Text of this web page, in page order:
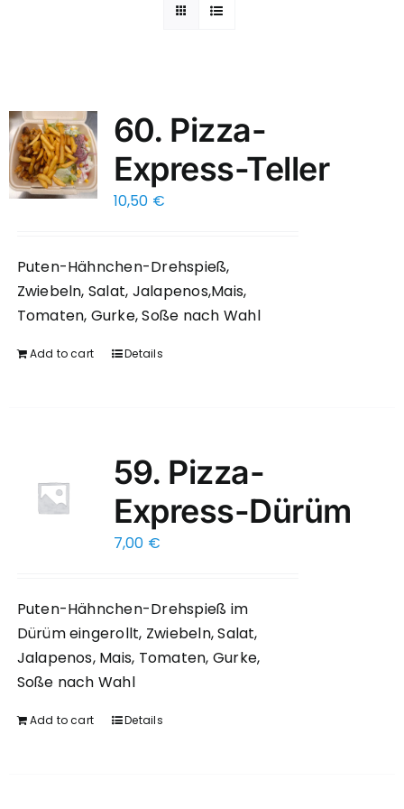
60. Pizza-
Express-Teller
10,50 €
Puten-Hähnchen-Drehspieß,
Zwiebeln, Salat, Jalapenos,Mais,
Tomaten, Gurke, Soße nach Wahl
Add to cart Details
59. Pizza-
Express-Dürüm
7,00 €
Puten-Hähnchen-Drehspieß im
Dürüm eingerollt, Zwiebeln, Salat,
Jalapenos, Mais, Tomaten, Gurke,
Soße nach Wahl
Add to cart Details